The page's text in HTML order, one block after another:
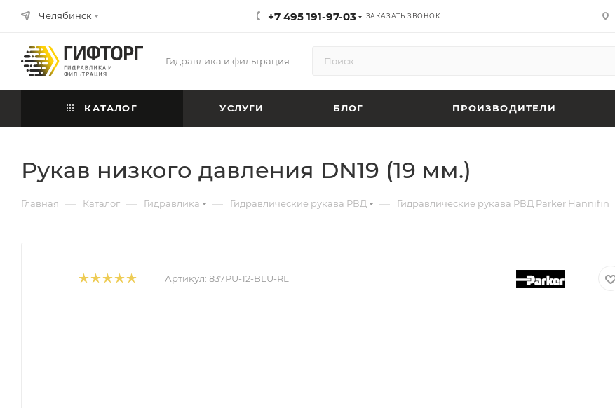
Челябинск +7 495 191-97-03 ЗАКАЗАТЬ ЗВОНОК
Гидравлика и фильтрация
КАТАЛОГ УСЛУГИ БЛОГ ПРОИЗВОДИТЕЛИ
Рукав низкого давления DN19 (19 мм.)
Главная — Каталог — Гидравлика — Гидравлические рукава РВД — Гидравлические рукава РВД Parker Hannifin
Артикул: 837PU-12-BLU-RL